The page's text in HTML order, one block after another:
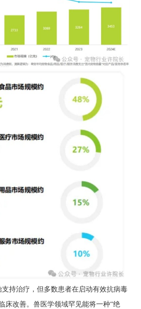
持治疗，但多数患者在启动有效抗病毒
床改善。兽医学领域罕见能将一种“绝